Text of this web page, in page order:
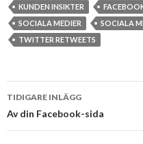
KUNDEN INSIKTER
SOCIALA MEDIER
SOCIALA
TWITTER RETWEETS
Postnavigering
TIDIGARE INLÄGG
Av din Facebook-sida